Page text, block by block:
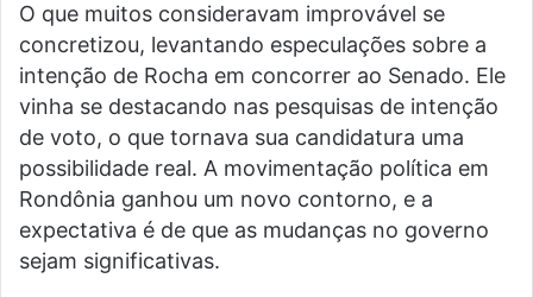
O que muitos consideravam improvável se
concretizou, levantando especulações sobre a
intenção de Rocha em concorrer ao Senado. Ele
vinha se destacando nas pesquisas de intenção
de voto, o que tornava sua candidatura uma
possibilidade real. A movimentação política em
Rondônia ganhou um novo contorno, e a
expectativa é de que as mudanças no governo
sejam significativas.